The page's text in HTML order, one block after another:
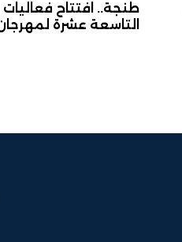
طنجة.. افتتاح
التاسعة عشرة لمهرجان